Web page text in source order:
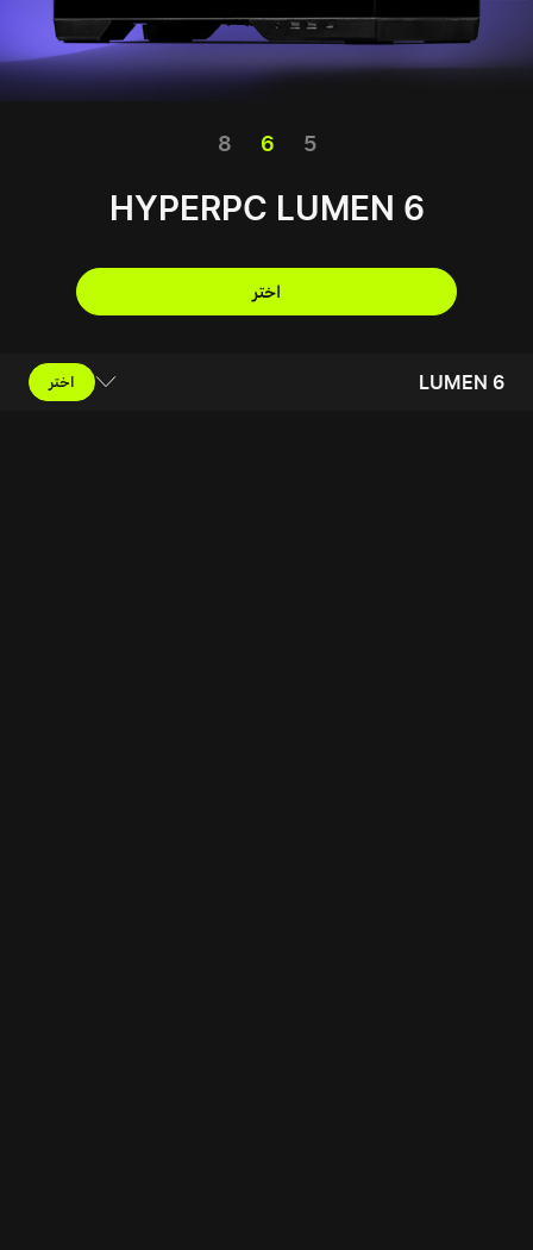
5
6
8
HYPERPC LUMEN 6
اختر
LUMEN 6 اختر